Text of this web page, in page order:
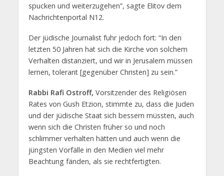
spucken und weiterzugehen”, sagte Elitov dem
Nachrichtenportal N12.
Der jüdische Journalist fuhr jedoch fort: “In den
letzten 50 Jahren hat sich die Kirche von solchem
Verhalten distanziert, und wir in Jerusalem müssen
lernen, tolerant [gegenüber Christen] zu sein.”
Rabbi Rafi Ostroff, Vorsitzender des Religiösen
Rates von Gush Etzion, stimmte zu, dass die Juden
und der jüdische Staat sich bessern müssten, auch
wenn sich die Christen früher so und noch
schlimmer verhalten hätten und auch wenn die
jüngsten Vorfälle in den Medien viel mehr
Beachtung fänden, als sie rechtfertigten.